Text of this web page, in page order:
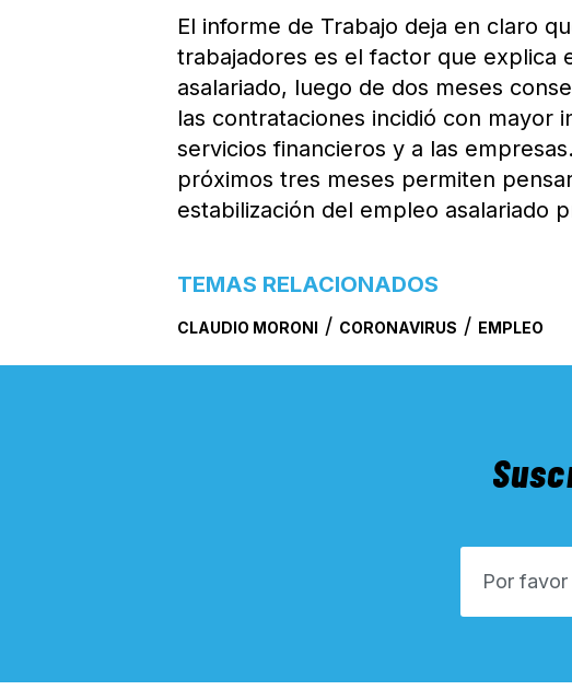
El informe de Trabajo deja en claro
trabajadores es el factor que explica
asalariado, luego de dos meses
las contrataciones incidió con mayor
servicios financieros y a las
próximos tres meses permiten
estabilización del empleo asalariado
TEMAS RELACIONADOS
CLAUDIO MORONI / CORONAVIRUS / EMPLEO